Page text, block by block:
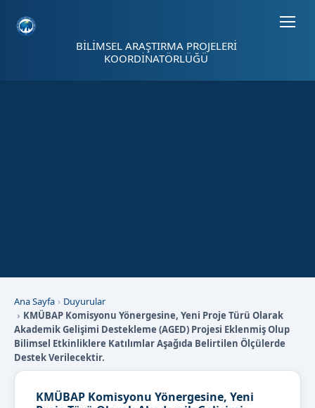
BİLİMSEL ARAŞTIRMA PROJELERİ
KOORDİNATÖRLÜĞÜ
Ana Sayfa
Duyurular
KMÜBAP Komisyonu Yönergesine, Yeni Proje Türü Olarak
Akademik Gelişimi Destekleme (AGED) Projesi Eklenmiş Olup
Bilimsel Etkinliklere Katılımlar Aşağıda Belirtilen Ölçülerde
Destek Verilecektir.
KMÜBAP Komisyonu Yönergesine, Yeni